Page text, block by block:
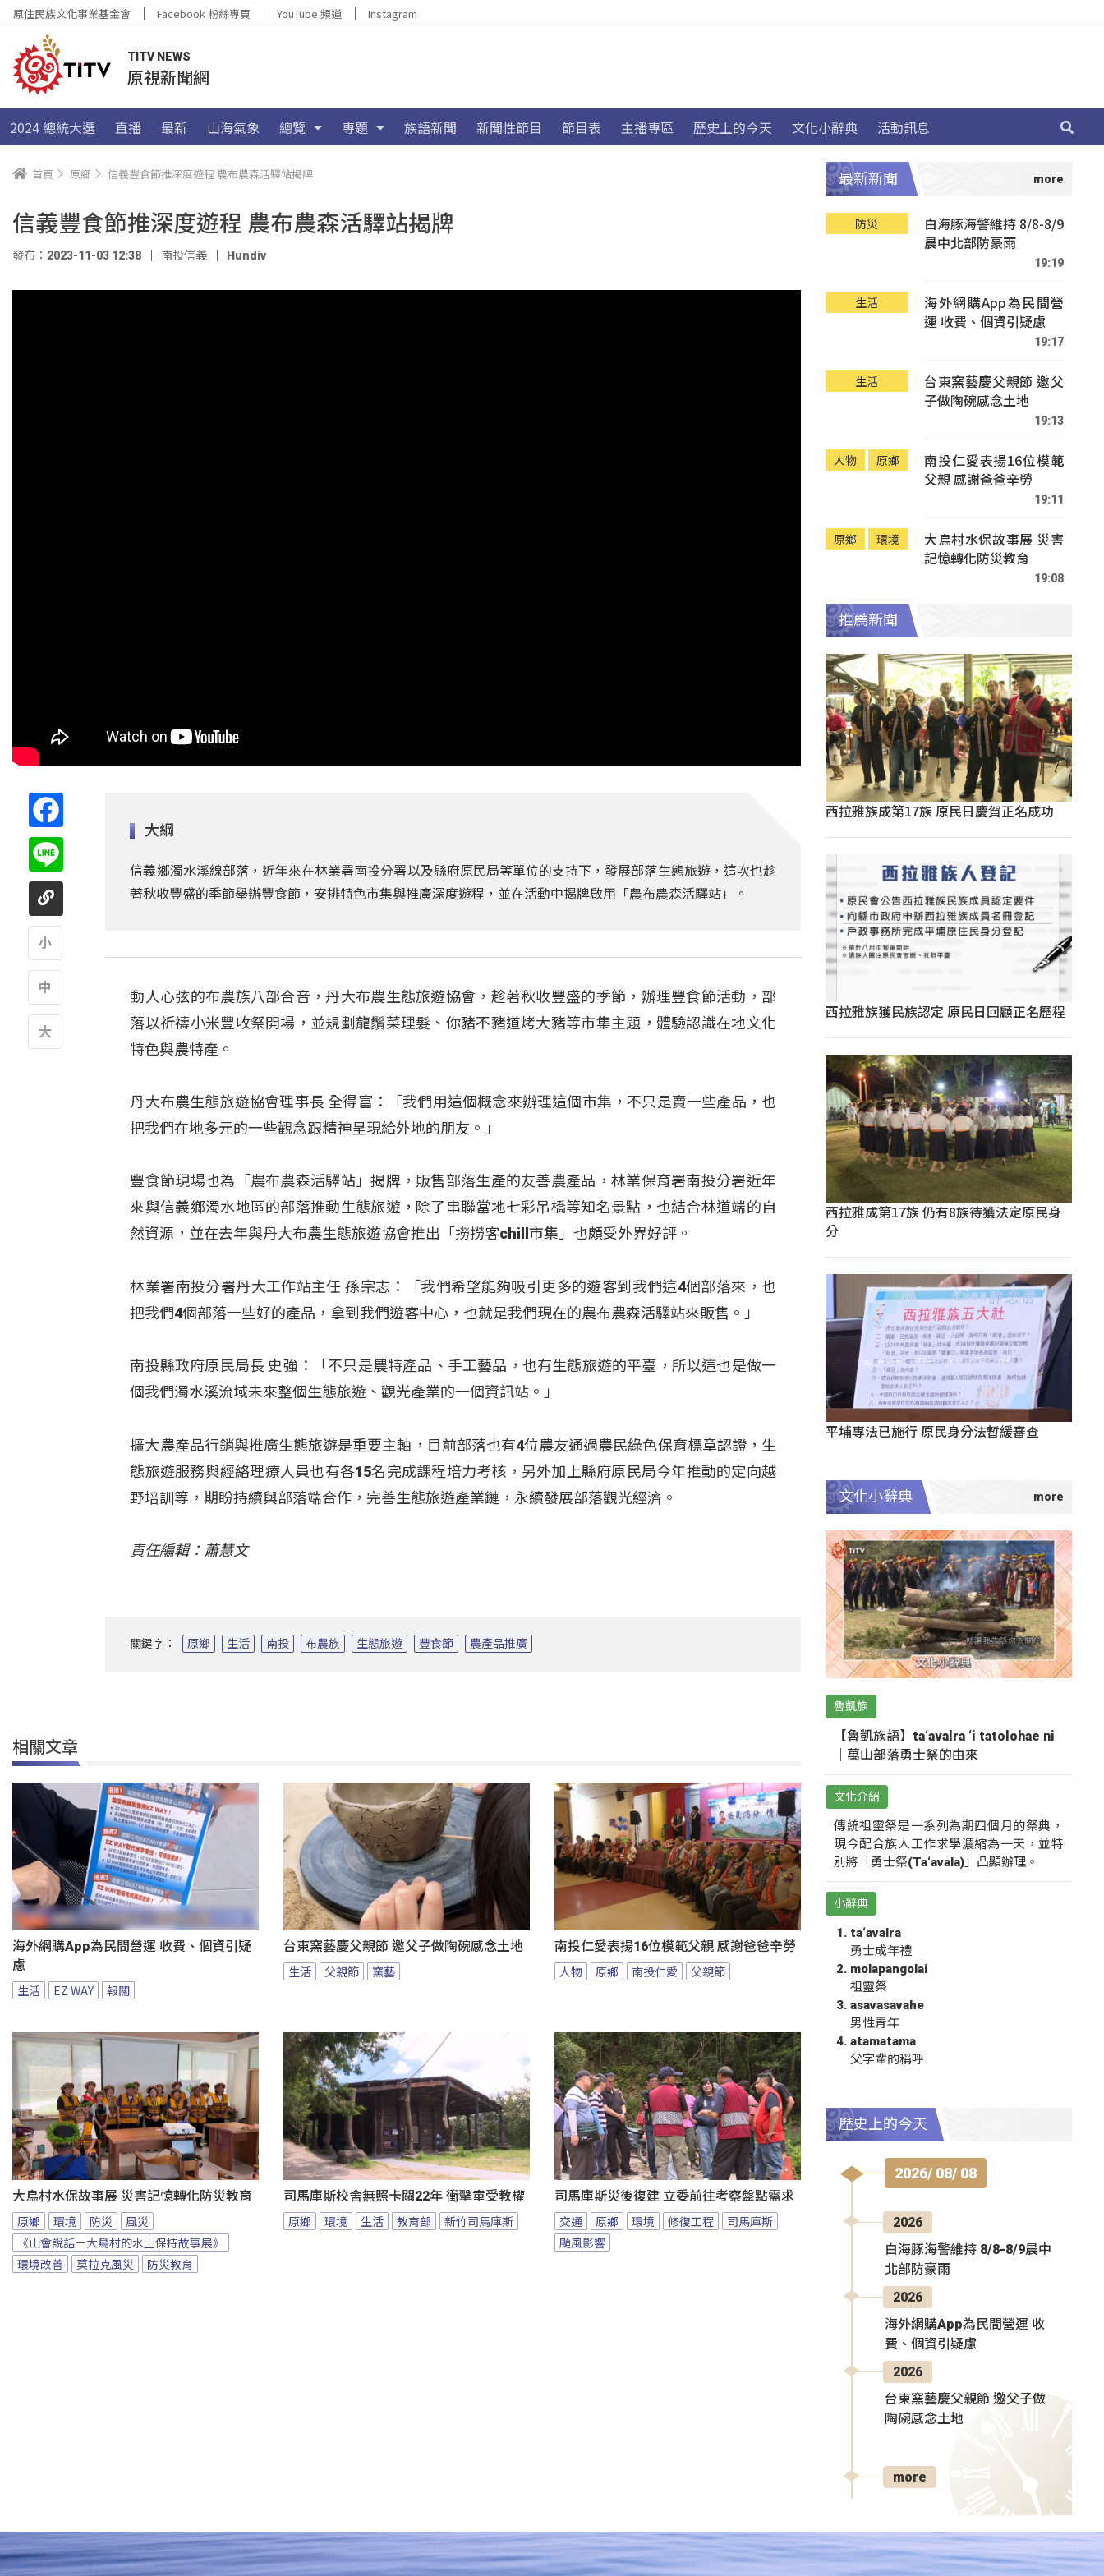
原住民族文化事業基金會 Facebook 粉絲專頁 YouTube 頻道 Instagram
TITV NEWS
原視新聞網
2024 總統大選 直播 最新 山海氣象 總覽 專題 族語新聞 新聞性節目 節目表 主播專區 歷史上的今天 文化小辭典 活動訊息
首頁 原鄉 信義豐食節推深度遊程 農布農森活驛站揭牌
信義豐食節推深度遊程 農布農森活驛站揭牌
發布：2023-11-03 12:38 南投信義 Hundiv
大綱
信義鄉濁水溪線部落，近年來在林業署南投分署以及縣府原民局等單位的支持下，發展部落生態旅遊，這次也趁
著秋收豐盛的季節舉辦豐食節，安排特色市集與推廣深度遊程，並在活動中揭牌啟用「農布農森活驛站」。
動人心弦的布農族八部合音，丹大布農生態旅遊協會，趁著秋收豐盛的季節，辦理豐食節活動，部
落以祈禱小米豐收祭開場，並規劃龍鬚菜理髮、你豬不豬道烤大豬等市集主題，體驗認識在地文化
特色與農特產。
丹大布農生態旅遊協會理事長 全得富：「我們用這個概念來辦理這個市集，不只是賣一些產品，也
把我們在地多元的一些觀念跟精神呈現給外地的朋友。」
豐食節現場也為「農布農森活驛站」揭牌，販售部落生產的友善農產品，林業保育署南投分署近年
來與信義鄉濁水地區的部落推動生態旅遊，除了串聯當地七彩吊橋等知名景點，也結合林道端的自
然資源，並在去年與丹大布農生態旅遊協會推出「撈撈客chill市集」也頗受外界好評。
林業署南投分署丹大工作站主任 孫宗志：「我們希望能夠吸引更多的遊客到我們這4個部落來，也
把我們4個部落一些好的產品，拿到我們遊客中心，也就是我們現在的農布農森活驛站來販售。」
南投縣政府原民局長 史強：「不只是農特產品、手工藝品，也有生態旅遊的平臺，所以這也是做一
個我們濁水溪流域未來整個生態旅遊、觀光產業的一個資訊站。」
擴大農產品行銷與推廣生態旅遊是重要主軸，目前部落也有4位農友通過農民綠色保育標章認證，生
態旅遊服務與經絡理療人員也有各15名完成課程培力考核，另外加上縣府原民局今年推動的定向越
野培訓等，期盼持續與部落端合作，完善生態旅遊產業鏈，永續發展部落觀光經濟。
責任編輯：蕭慧文
關鍵字： 原鄉 生活 南投 布農族 生態旅遊 豐食節 農產品推廣
相關文章
海外網購App為民間營運 收費、個資引疑
慮
生活 EZ WAY 報關
台東窯藝慶父親節 邀父子做陶碗感念土地
生活 父親節 窯藝
南投仁愛表揚16位模範父親 感謝爸爸辛勞
人物 原鄉 南投仁愛 父親節
大鳥村水保故事展 災害記憶轉化防災教育
原鄉 環境 防災
風災
《山會說話－大鳥村的水土保持故事展》
環境改善
莫拉克風災 防災教育
司馬庫斯校舍無照卡關22年 衝擊童受教權
原鄉 環境 生活 教育部 新竹司馬庫斯
司馬庫斯災後復建 立委前往考察盤點需求
交通 原鄉 環境 修復工程
司馬庫斯
颱風影響
最新新聞
防災
白海豚海警維持 8/8-8/9
晨中北部防豪雨
19:19
生活
海外網購App為民間營
運 收費、個資引疑慮
19:17
生活
台東窯藝慶父親節 邀父
子做陶碗感念土地
19:13
人物 原鄉
南投仁愛表揚16位模範
父親 感謝爸爸辛勞
19:11
原鄉 環境
大鳥村水保故事展 災害
記憶轉化防災教育
19:08
推薦新聞
西拉雅族成第17族 原民日慶賀正名成功
西拉雅族獲民族認定 原民日回顧正名歷程
西拉雅成第17族 仍有8族待獲法定原民身
分
平埔專法已施行 原民身分法暫緩審查
文化小辭典
魯凱族
【魯凱族語】ta‘avalra ‘i tatolohae ni
｜萬山部落勇士祭的由來
文化介紹
傳統祖靈祭是一系列為期四個月的祭典，
現今配合族人工作求學濃縮為一天，並特
別將「勇士祭(Ta‘avala)」凸顯辦理。
小辭典
ta‘avalra
勇士成年禮
molapangolai
祖靈祭
asavasavahe
男性青年
atamatama
父字輩的稱呼
歷史上的今天
2026/ 08/ 08
2026
白海豚海警維持 8/8-8/9晨中
北部防豪雨
2026
海外網購App為民間營運 收
費、個資引疑慮
2026
台東窯藝慶父親節 邀父子做
陶碗感念土地
more